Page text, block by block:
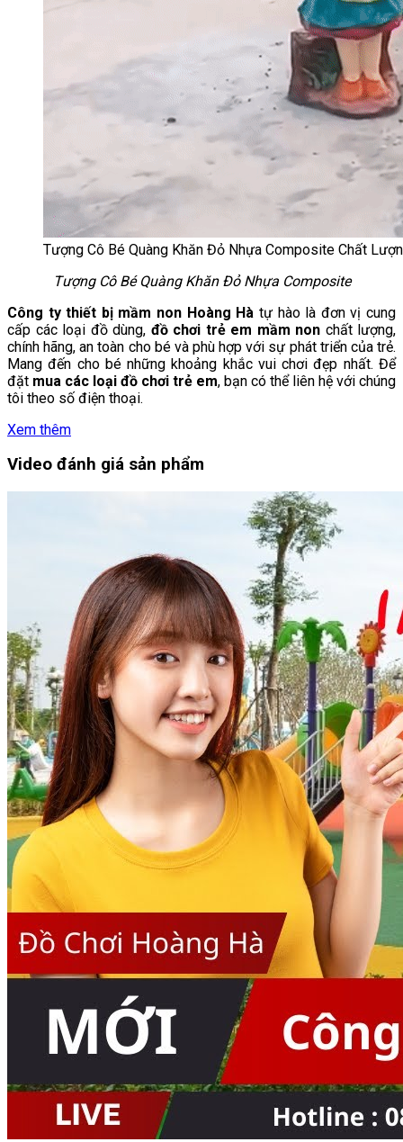
Tượng Cô Bé Quàng Khăn Đỏ Nhựa Composite Chất
Tượng Cô Bé Quàng Khăn Đỏ Nhựa Composite
Công ty thiết bị mầm non Hoàng Hà tự hào là đơn vị cung
cấp các loại đồ dùng, đồ chơi trẻ em mầm non chất lượng,
chính hãng, an toàn cho bé và phù hợp với sự phát triển của trẻ.
Mang đến cho bé những khoảng khắc vui chơi đẹp nhất. Để
đặt mua các loại đồ chơi trẻ em, bạn có thể liên hệ với chúng
tôi theo số điện thoại.
Xem thêm
Video đánh giá sản phẩm